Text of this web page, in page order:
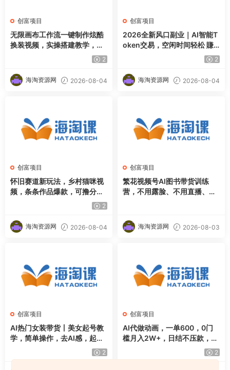
创富项目
无限画布工作流一键制作炫酷
换装视频，实操搭建教学，学
完你也能快速制作各种带货视2
海淘资源网 2026-08-04
创富项目
2026全新风口副业｜AI智能T
oken交易，空闲时间轻松 賺
收益，无需全天盯盘【揭秘】2
海淘资源网 2026-08-04
创富项目
怀旧赛道新玩法，乡村猫咪视
频，条条作品爆款，可撸分成
计划，新手也可快速起号，详2
海淘资源网 2026-08-04
创富项目
繁花视频号AI图书带货训练
营，不用露脸、不用直播、不
海淘资源网 2026-08-03
创富项目
AI热门女装带货丨美女起号教
学，简单操作，去AI感，起号
2
创富项目
AI代做动画，一单600，0门
槛月入2W+，日结不压款，长
2